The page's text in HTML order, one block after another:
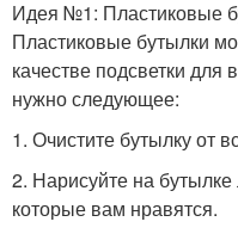
Идея №1: Пластиковые
Пластиковые бутылки
качестве подсветки
нужно следующее:
1. Очистите бутылку от
2. Нарисуйте на
которые вам нравятся.